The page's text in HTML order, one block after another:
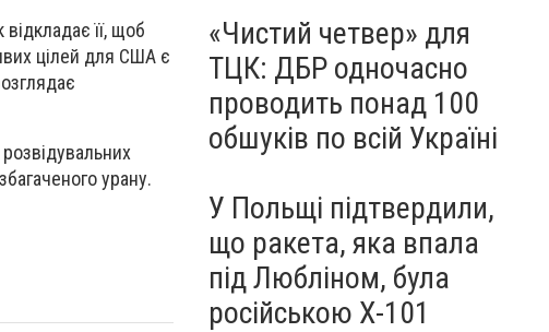
її, щоб
цілей для США є
урану.
«Чистий четвер» для
ТЦК: ДБР одночасно
проводить понад 100
обшуків по всій Україні
У Польщі підтвердили,
що ракета, яка впала
під Любліном, була
російською Х-101